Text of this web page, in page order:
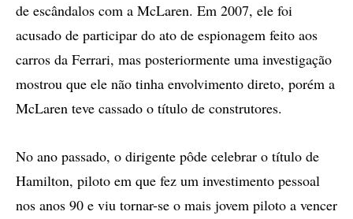
de escândalos com a McLaren. Em 2007, ele foi
acusado de participar do ato de espionagem feito aos
carros da Ferrari, mas posteriormente uma investigação
mostrou que ele não tinha envolvimento direto, porém a
McLaren teve cassado o título de construtores.
No ano passado, o dirigente pôde celebrar o título de
Hamilton, piloto em que fez um investimento pessoal
nos anos 90 e viu tornar-se o mais jovem piloto a vencer